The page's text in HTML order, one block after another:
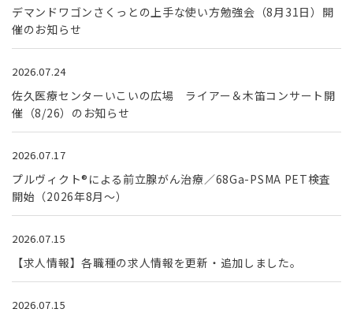
デマンドワゴンさくっとの上手な使い方勉強会（8月31日）開
催のお知らせ
2026.07.24
佐久医療センターいこいの広場 ライアー＆木笛コンサート開
催（8/26）のお知らせ
2026.07.17
プルヴィクト®による前立腺がん治療／68Ga-PSMA PET検査
開始（2026年8月～）
2026.07.15
【求人情報】各職種の求人情報を更新・追加しました。
2026.07.15